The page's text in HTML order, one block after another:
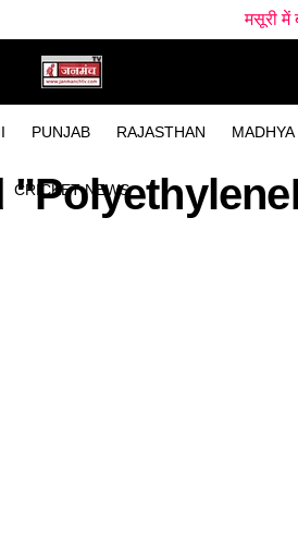
PUNJAB RAJASTHAN
CRICKET NEWS
मसूरी में बारिश के